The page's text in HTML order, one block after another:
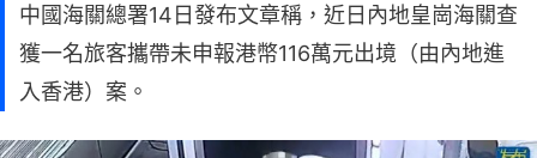
中國海關總署14日發布文章稱，近日內地皇崗海關查
獲一名旅客攜帶未申報港幣116萬元出境（由內地進
入香港）案。